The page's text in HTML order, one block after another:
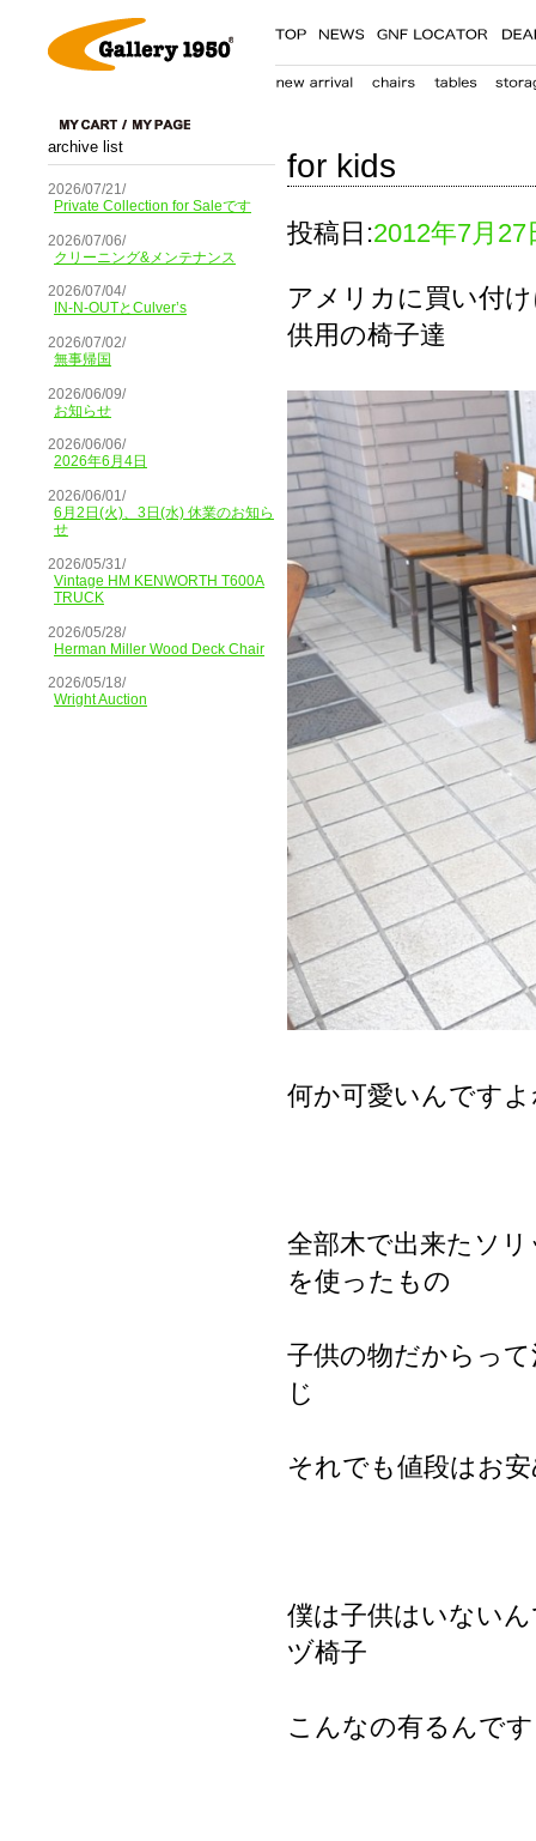
archive list
2026/07/21/
Private Collection for Saleです
2026/07/06/
クリーニング&メンテナンス
2026/07/04/
IN-N-OUTとCulver’s
2026/07/02/
無事帰国
2026/06/09/
お知らせ
2026/06/06/
2026年6月4日
2026/06/01/
6月2日(火)、3日(水) 休業のお知ら
せ
2026/05/31/
Vintage HM KENWORTH T600A
TRUCK
2026/05/28/
Herman Miller Wood Deck Chair
2026/05/18/
Wright Auction
for kids
投稿日:2012年7月27
アメリカに買い付
供用の椅子達
何か可愛いんです
全部木で出来たソ
を使ったもの
子供の物だからっ
じ
それでも値段はお
僕は子供はいない
ヅ椅子
こんなの有るんで